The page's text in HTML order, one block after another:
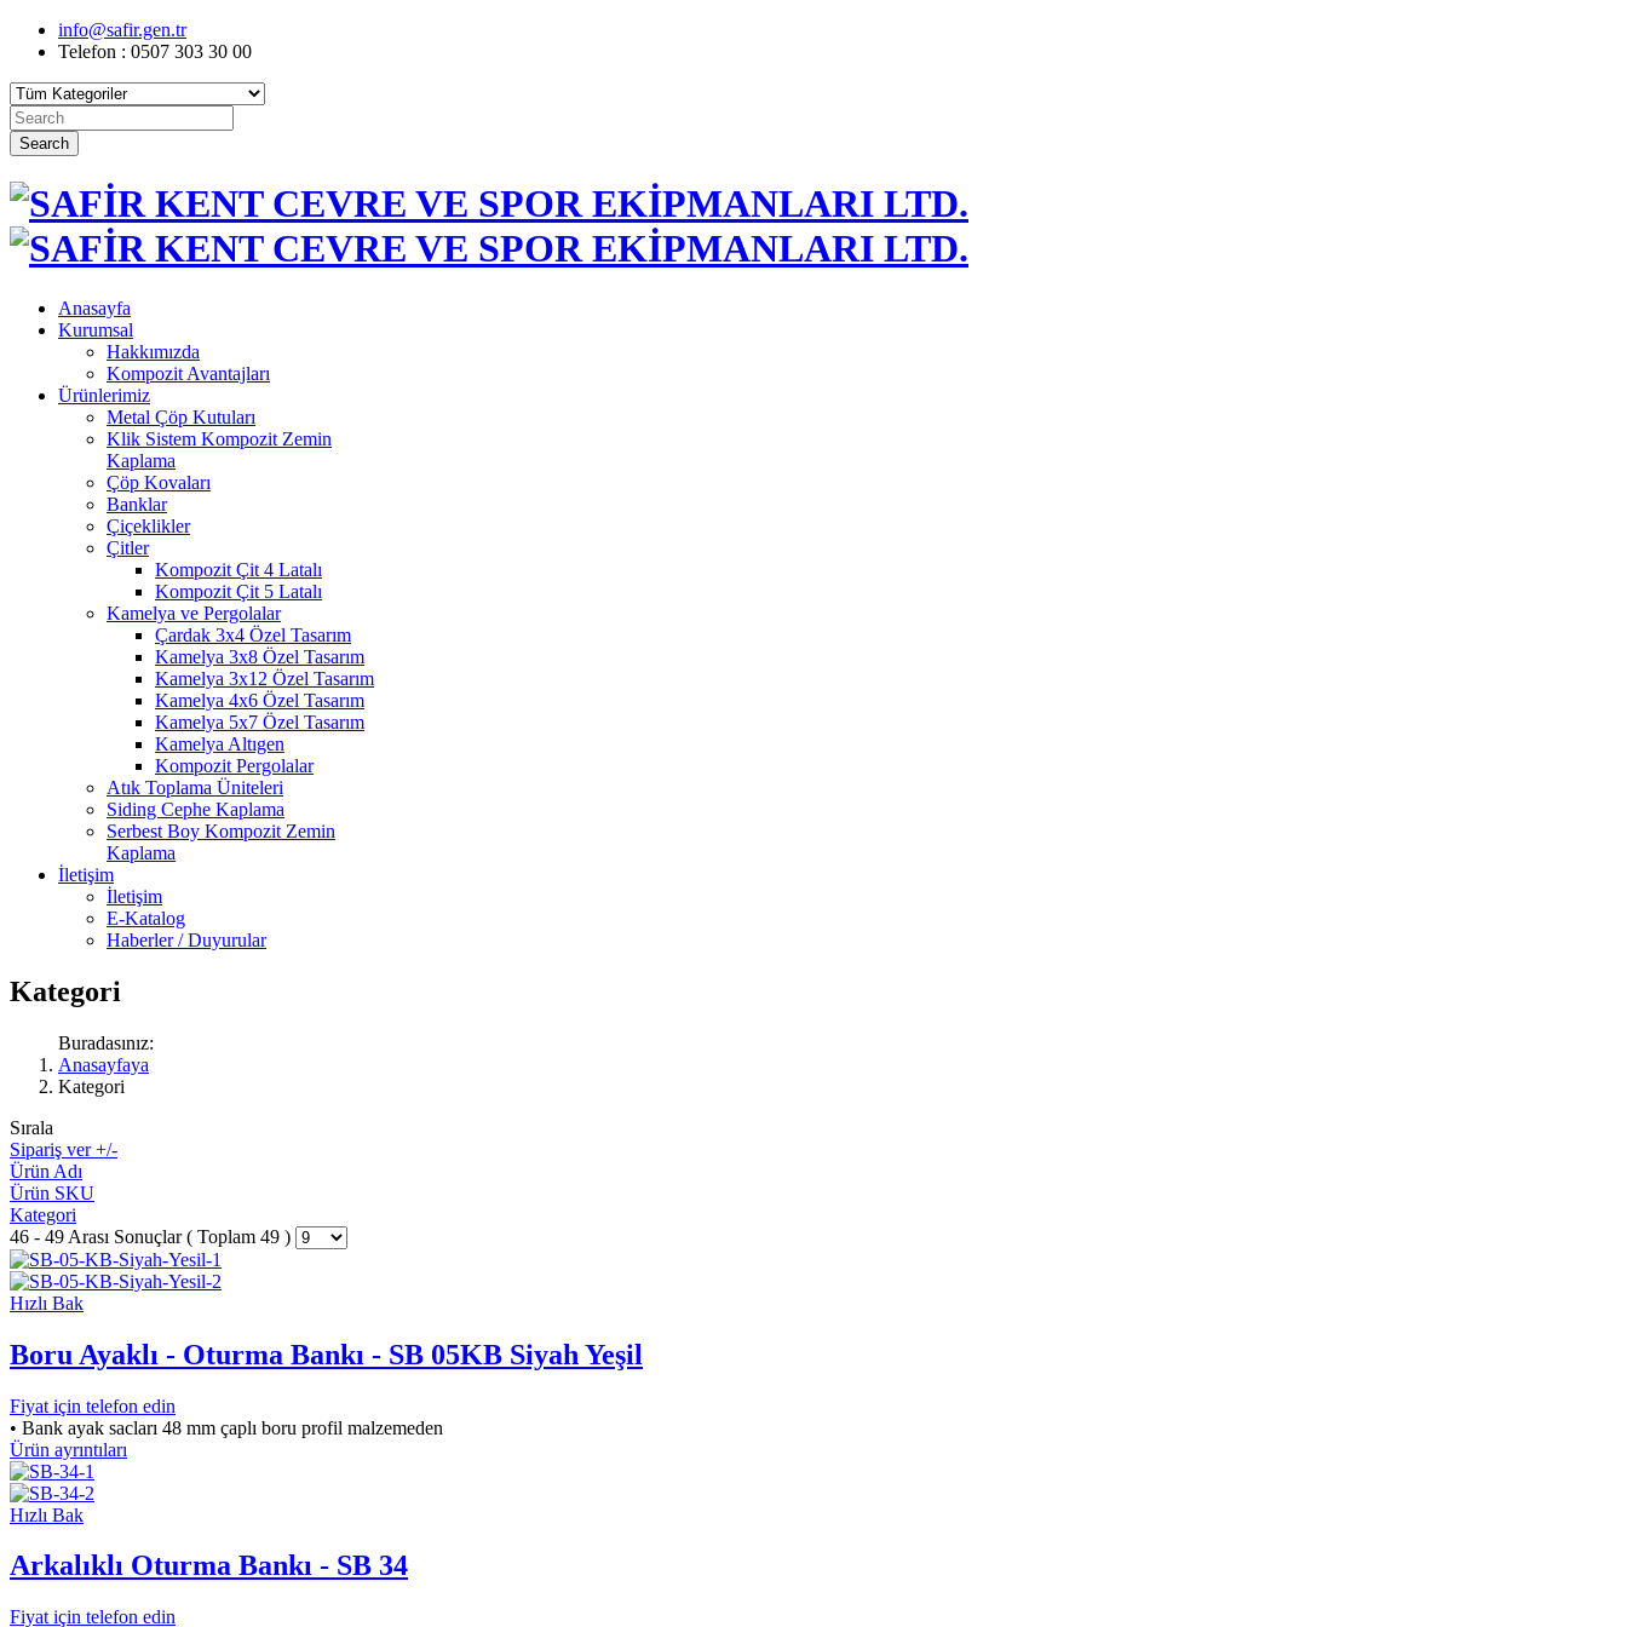
info@safir.gen.tr
Telefon : 0507 303 30 00
Search
Anasayfa
Kurumsal
Hakkımızda
Kompozit Avantajları
Ürünlerimiz
Metal Çöp Kutuları
Klik Sistem Kompozit Zemin
Kaplama
Çöp Kovaları
Banklar
Çiçeklikler
Çitler
Kompozit Çit 4 Latalı
Kompozit Çit 5 Latalı
Kamelya ve Pergolalar
Çardak 3x4 Özel Tasarım
Kamelya 3x8 Özel Tasarım
Kamelya 3x12 Özel Tasarım
Kamelya 4x6 Özel Tasarım
Kamelya 5x7 Özel Tasarım
Kamelya Altıgen
Kompozit Pergolalar
Atık Toplama Üniteleri
Siding Cephe Kaplama
Serbest Boy Kompozit Zemin
Kaplama
İletişim
İletişim
E-Katalog
Haberler / Duyurular
Kategori
Buradasınız:
Anasayfaya
Kategori
Sırala
Sipariş ver +/-
Ürün Adı
Ürün SKU
Kategori
46 - 49 Arası Sonuçlar ( Toplam 49 )
Hızlı Bak
Boru Ayaklı - Oturma Bankı - SB 05KB Siyah Yeşil
Fiyat için telefon edin
• Bank ayak sacları 48 mm çaplı boru profil malzemeden
Ürün ayrıntıları
Hızlı Bak
Arkalıklı Oturma Bankı - SB 34
Fiyat için telefon edin